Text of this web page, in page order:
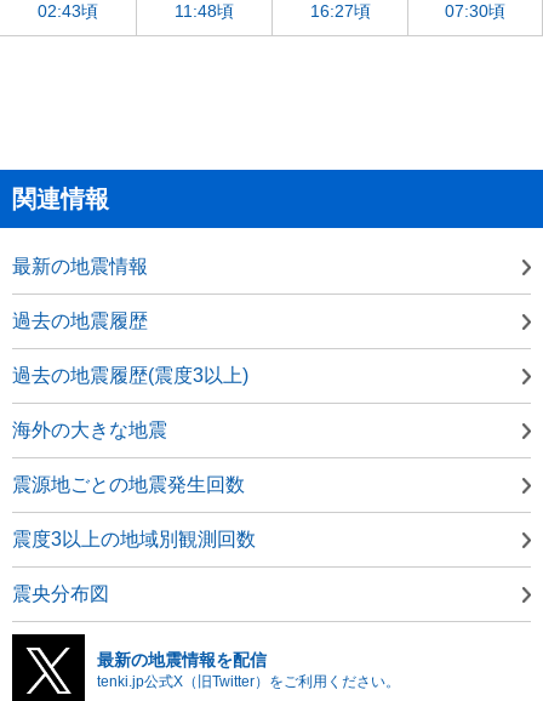
02:43頃
11:48頃
16:27頃
07:30頃
関連情報
最新の地震情報
過去の地震履歴
過去の地震履歴(震度3以上)
海外の大きな地震
震源地ごとの地震発生回数
震度3以上の地域別観測回数
震央分布図
最新の地震情報を配信
tenki.jp公式X（旧Twitter）をご利用ください。